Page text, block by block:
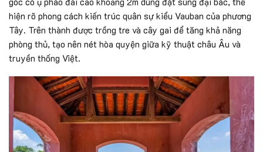
hiện rõ phong cách kiến trúc quân sự kiểu Vauban của phương
Tây. Trên thành được trồng tre và cây gai để tăng khả năng
phòng thủ, tạo nên nét hòa quyện giữa kỹ thuật châu Âu và
truyền thống Việt.